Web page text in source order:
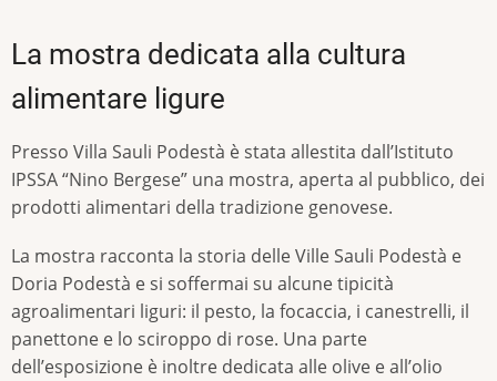
La mostra dedicata alla cultura
alimentare ligure
Presso Villa Sauli Podestà è stata allestita dall’Istituto
IPSSA “Nino Bergese” una mostra, aperta al pubblico, dei
prodotti alimentari della tradizione genovese.
La mostra racconta la storia delle Ville Sauli Podestà e
Doria Podestà e si soffermai su alcune tipicità
agroalimentari liguri: il pesto, la focaccia, i canestrelli, il
panettone e lo sciroppo di rose. Una parte
dell’esposizione è inoltre dedicata alle olive e all’olio